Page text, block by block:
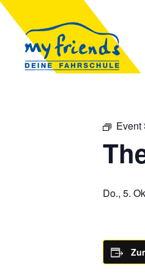
Event
Do., 5.